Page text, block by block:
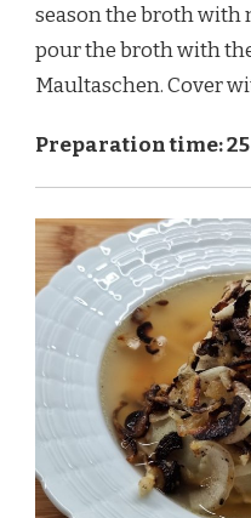
season the broth with
pour the broth with
Maultaschen. Cover
Preparation time: